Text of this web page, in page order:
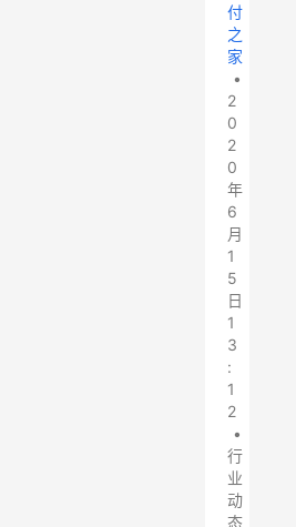
付
之
家
•
2
0
2
0
年
6
月
1
5
日
1
3
:
1
2
•
行
业
动
态